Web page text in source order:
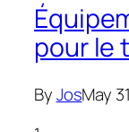
pour le
ByJosMay